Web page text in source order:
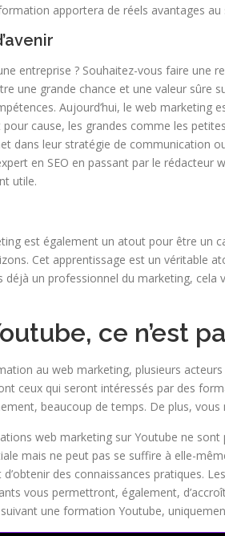
apportera de réels avantages au
entreprise ? Souhaitez-vous faire une
une grande chance et une valeur sûre
Aujourd’hui, le web marketing
pour cause, les grandes comme les
dans leur stratégie de communication
en SEO en passant par le rédacteur
utile.
est également un atout pour être un
Cet apprentissage est un véritable
un professionnel du marketing, cela
ce n’est
au web marketing, plusieurs
ceux qui seront intéressés par des
beaucoup de temps. De plus, vous
web marketing sur Youtube ne
mais ne peut pas se suffire à elle-
des connaissances pratiques.
vous permettront, également,
une formation Youtube,